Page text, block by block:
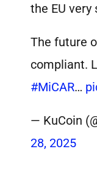
the EU very
The future
compliant.
#MiCAR…
— KuCoin
28, 2025